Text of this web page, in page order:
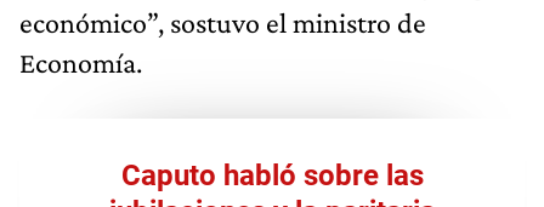
económico”, sostuvo el ministro de
Economía.
Caputo habló sobre las